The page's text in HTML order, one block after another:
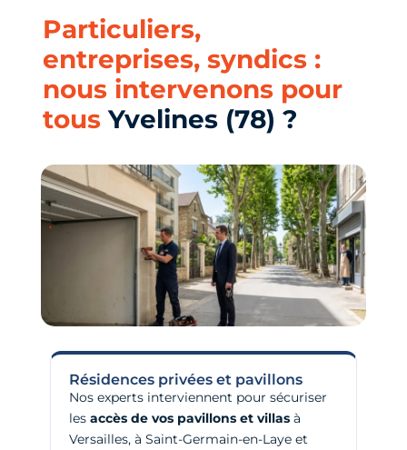
Particuliers,
entreprises, syndics :
nous intervenons pour
tous Yvelines (78) ?
Résidences privées et pavillons
Nos experts interviennent pour sécuriser
les accès de vos pavillons et villasà
Versailles, à Saint-Germain-en-Laye et